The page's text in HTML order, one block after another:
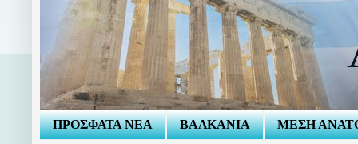
ΠΡΟΣΦΑΤΑ ΝΕΑ ΒΑΛΚΑΝΙΑ ΜΕΣΗ